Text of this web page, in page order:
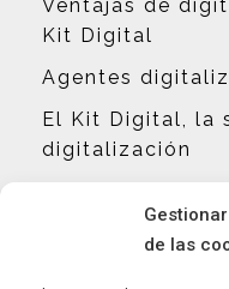
de las
Ventajas de
Kit Digital
Agentes
El Kit Digital, la
digitalización
Contacto